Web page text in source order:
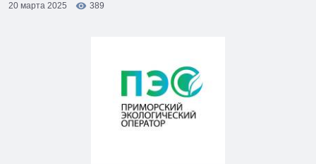
20 марта 2025
389